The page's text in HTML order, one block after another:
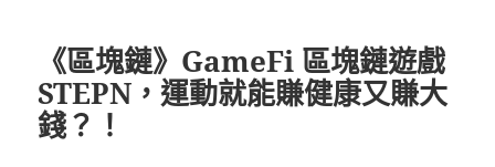
《區塊鏈》GameFi 區塊鏈遊戲
STEPN，運動就能賺健康又賺大
錢？！